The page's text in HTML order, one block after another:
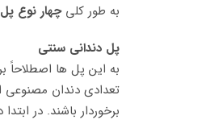
به طور کلیچهار نوع
پل دندانی سنتی
به این پل ها اصطلاحاً
تعدادی دندان مصنوعی
برخوردار باشند. در